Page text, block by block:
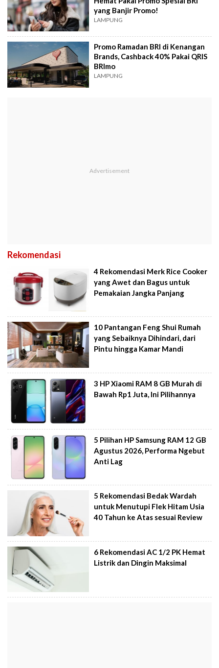
yang Banjir Promo!
LAMPUNG
Promo Ramadan BRI di Kenangan
Brands, Cashback 40% Pakai QRIS
BRImo
LAMPUNG
Rekomendasi
4 Rekomendasi Merk Rice Cooker
yang Awet dan Bagus untuk
Pemakaian Jangka Panjang
10 Pantangan Feng Shui Rumah
yang Sebaiknya Dihindari, dari
Pintu hingga Kamar Mandi
3 HP Xiaomi RAM 8 GB Murah di
Bawah Rp1 Juta, Ini Pilihannya
5 Pilihan HP Samsung RAM 12 GB
Agustus 2026, Performa Ngebut
Anti Lag
5 Rekomendasi Bedak Wardah
untuk Menutupi Flek Hitam Usia
40 Tahun ke Atas sesuai Review
6 Rekomendasi AC 1/2 PK Hemat
Listrik dan Dingin Maksimal